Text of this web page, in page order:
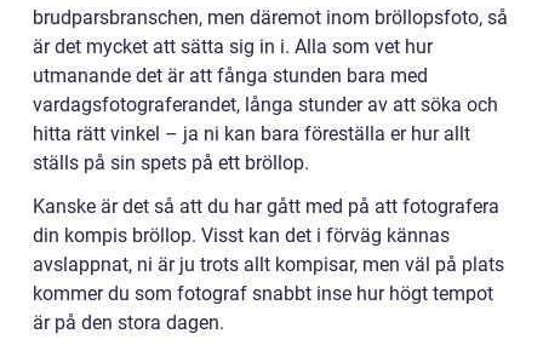
brudparsbranschen, men däremot inom bröllopsfoto, så
är det mycket att sätta sig in i. Alla som vet hur
utmanande det är att fånga stunden bara med
vardagsfotograferandet, långa stunder av att söka och
hitta rätt vinkel – ja ni kan bara föreställa er hur allt
ställs på sin spets på ett bröllop.
Kanske är det så att du har gått med på att fotografera
din kompis bröllop. Visst kan det i förväg kännas
avslappnat, ni är ju trots allt kompisar, men väl på plats
kommer du som fotograf snabbt inse hur högt tempot
är på den stora dagen.